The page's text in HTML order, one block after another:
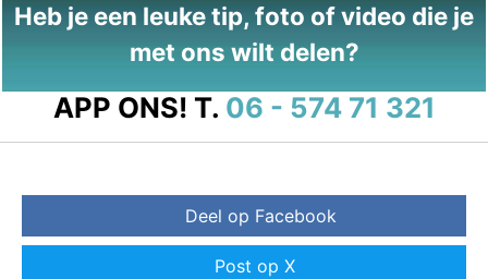
Heb je een leuke tip, foto of video die je
met ons wilt delen?
APP ONS! T. 06 - 574 71 321
Deel op Facebook
Post op X